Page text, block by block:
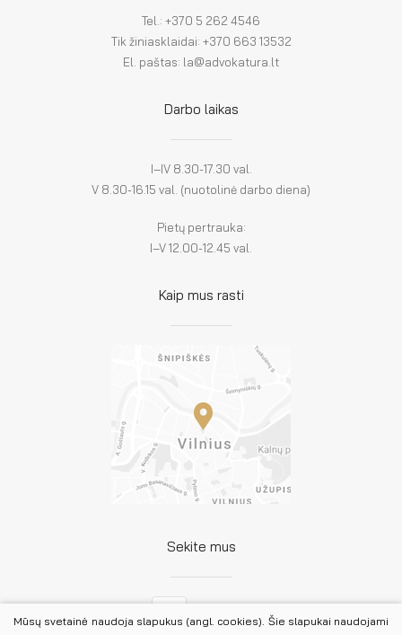
Tel.: +370 5 262 4546
Tik žiniasklaidai: +370 663 13532
El. paštas: la@advokatura.lt
Darbo laikas
I–IV 8.30-17.30 val.
V 8.30-16.15 val. (nuotolinė darbo diena)
Pietų pertrauka:
I–V 12.00-12.45 val.
Kaip mus rasti
Sekite mus
Mūsų svetainė naudoja slapukus (angl. cookies). Šie slapukai naudojami